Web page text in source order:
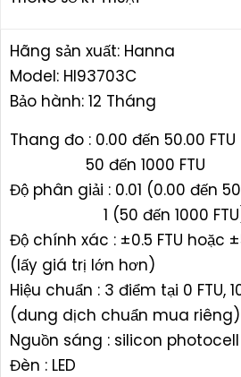
Hãng sản xuất: Hanna
Model: HI93703C
Bảo hành: 12 Tháng
Thang đo : 0.00 đến 50.00 FTU
50 đến 1000 FTU
Độ phân giải : 0.01 (0.00 đến
1 (50 đến 1000
Độ chính xác : ±0.5 FTU hoặc
(lấy giá trị lớn hơn)
Hiệu chuẩn : 3 điểm tại 0 FTU,
(dung dịch chuẩn mua riêng)
Nguồn sáng : silicon photocell
Đèn : LED